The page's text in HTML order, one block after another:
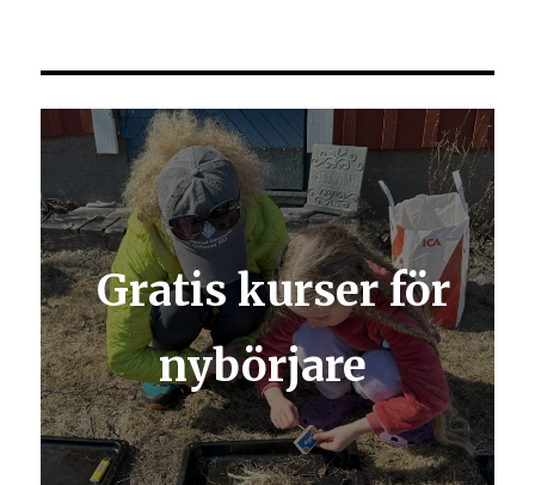
Gratis kurser för
nybörjare